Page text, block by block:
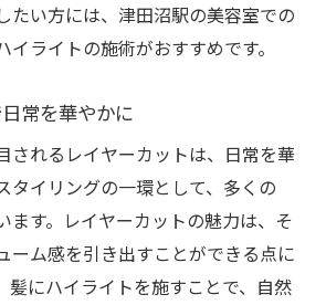
たい方には、津田沼駅の美容室での
イライトの施術がおすすめです。
常を華やかに
されるレイヤーカットは、日常を華
タイリングの一環として、多くの
ます。レイヤーカットの魅力は、そ
ーム感を引き出すことができる点に
髪にハイライトを施すことで、自然